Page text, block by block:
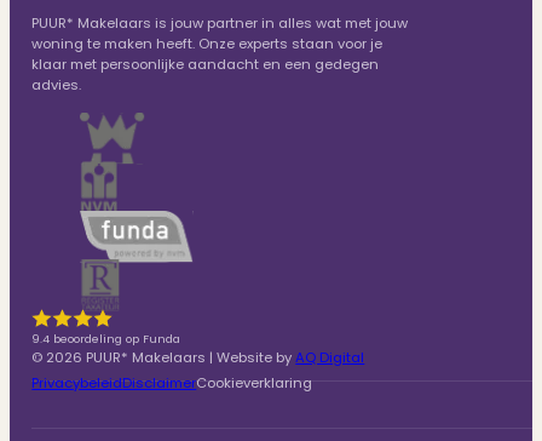
PUUR* Makelaars is jouw partner in alles wat met jouw
woning te maken heeft. Onze experts staan voor je
klaar met persoonlijke aandacht en een gedegen
advies.
9.4 beoordeling op Funda
© 2026 PUUR* Makelaars | Website byAQ Digital
PrivacybeleidDisclaimerCookieverklaring